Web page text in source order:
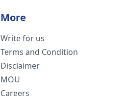
More
Write for us
Terms and Condition
Disclaimer
MOU
Careers